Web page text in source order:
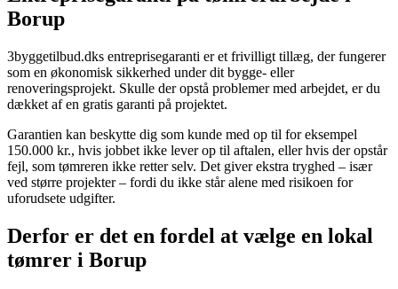
Borup
3byggetilbud.dks entreprisegaranti er et frivilligt tillæg, der fungerer
som en økonomisk sikkerhed under dit bygge- eller
renoveringsprojekt. Skulle der opstå problemer med arbejdet, er du
dækket af en gratis garanti på projektet.
Garantien kan beskytte dig som kunde med op til for eksempel
150.000 kr., hvis jobbet ikke lever op til aftalen, eller hvis der opstår
fejl, som tømreren ikke retter selv. Det giver ekstra tryghed – især
ved større projekter – fordi du ikke står alene med risikoen for
uforudsete udgifter.
Derfor er det en fordel at vælge en lokal
tømrer i Borup